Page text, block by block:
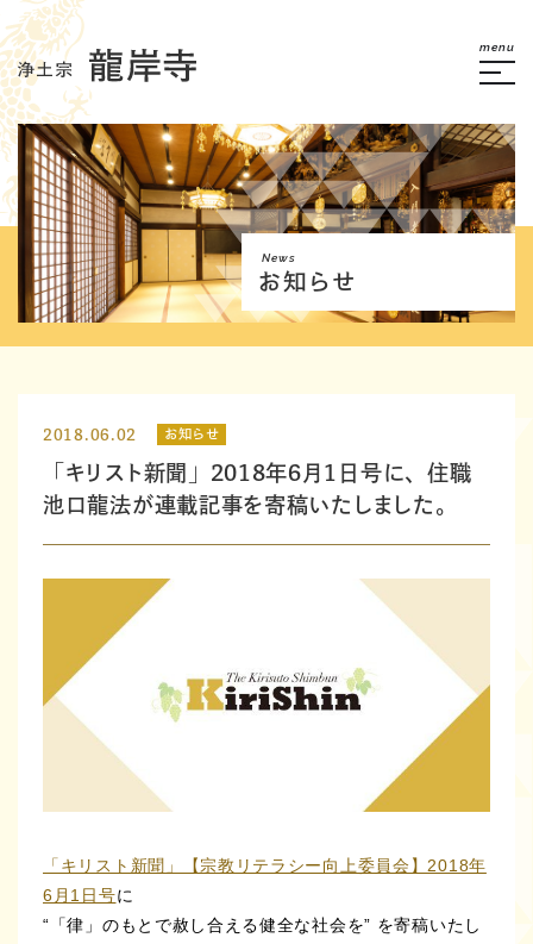
menu
News
お知らせ
2018.06.02 お知らせ
「キリスト新聞」2018年6月1日号に、住職
池口龍法が連載記事を寄稿いたしました。
「キリスト新聞」【宗教リテラシー向上委員会】2018年
6月1日号に
“「律」のもとで赦し合える健全な社会を” を寄稿いたし